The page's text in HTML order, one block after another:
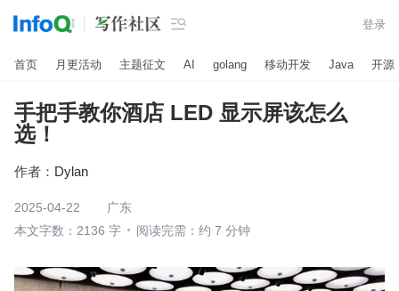
 登录
首页 月更活动 主题征文 AI golang 移动开发 Java 开源
手把手教你酒店 LED 显示屏该怎么
选！
作者： Dylan
2025-04-22
广东
本文字数：2136 字
阅读完需：约 7 分钟